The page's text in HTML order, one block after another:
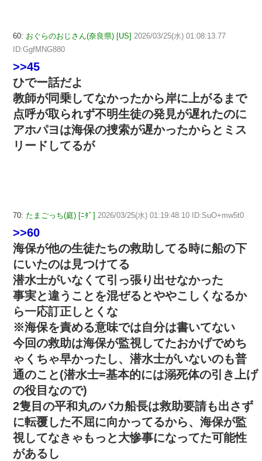
60: おぐらのおじさん(奈良県) [US] 2026/03/25(水) 01:08:13.77
ID:GgfMNG880
>>45
ひでー話だよ
教師が同乗してなかったから岸に上がるまで
点呼が取られず不明生徒の発見が遅れたのに
アホパヨは海保の捜索が遅かったからとミス
リードしてるが
70: たまごっち(庭) [ﾆﾀﾞ] 2026/03/25(水) 01:19:48.10 ID:SuO+mw5t0
>>60
海保が他の生徒たちの救助してる時に船の下
にいたのは見つけてる
潜水士がいなくて引っ張り出せなかった
事実と違うことを混ぜるとややこしくなるか
ら一応訂正しとくな
※海保を責める意味では自分は書いてない
今回の救助は海保が監視してたおかげでめち
ゃくちゃ早かったし、潜水士がいないのも普
通のこと(潜水士=基本的には溺死体の引き上げ
の役目なので)
2隻目の平和丸のバカ船長は救助要請も出さず
に転覆した不屈に向かってるから、海保が監
視してなきゃもっと大惨事になってた可能性
があるし